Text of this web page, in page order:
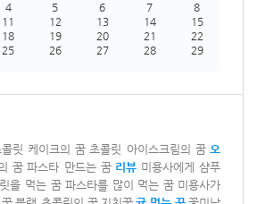
4 5 6 7
8
11 12 13 14
15
18 19 20 21
22
25 26 27 28
29
콜릿 케이크의 꿈 초콜릿 아이스크림의 꿈 오
꿈 파스타 만드는 꿈 리뷰 미용사에게 샴푸
을 먹는 꿈 파스타를 많이 먹는 꿈 미용사가